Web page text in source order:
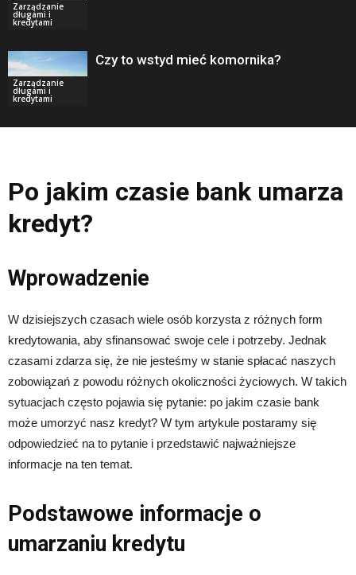
Zarządzanie
długami i
kredytami
Zarządzanie
długami i
kredytami
Czy to wstyd mieć komornika?
Po jakim czasie bank umarza
kredyt?
Wprowadzenie
W dzisiejszych czasach wiele osób korzysta z różnych form
kredytowania, aby sfinansować swoje cele i potrzeby. Jednak
czasami zdarza się, że nie jesteśmy w stanie spłacać naszych
zobowiązań z powodu różnych okoliczności życiowych. W takich
sytuacjach często pojawia się pytanie: po jakim czasie bank
może umorzyć nasz kredyt? W tym artykule postaramy się
odpowiedzieć na to pytanie i przedstawić najważniejsze
informacje na ten temat.
Podstawowe informacje o
umarzaniu kredytu